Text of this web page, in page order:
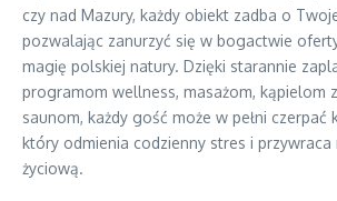
czy nad Mazury, każdy obiekt zadba o
pozwalając zanurzyć się w bogactwie
magię polskiej natury. Dzięki starannie
programom wellness, masażom, kąpielom
saunom, każdy gość może w pełni czerpać
który odmienia codzienny stres i
życiową.